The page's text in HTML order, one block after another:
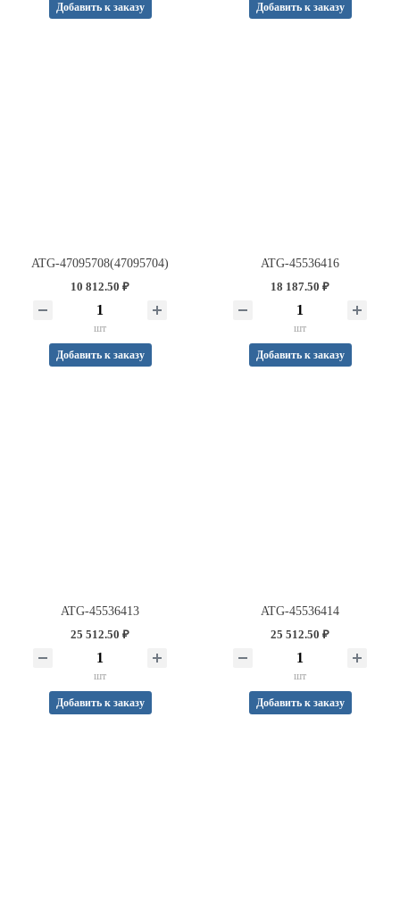
Добавить к заказу Добавить к заказу
ATG-47095708(47095704)
10 812.50 ₽
шт
Добавить к заказу
ATG-45536416
18 187.50 ₽
шт
Добавить к заказу
ATG-45536413
25 512.50 ₽
шт
Добавить к заказу
ATG-45536414
25 512.50 ₽
шт
Добавить к заказу